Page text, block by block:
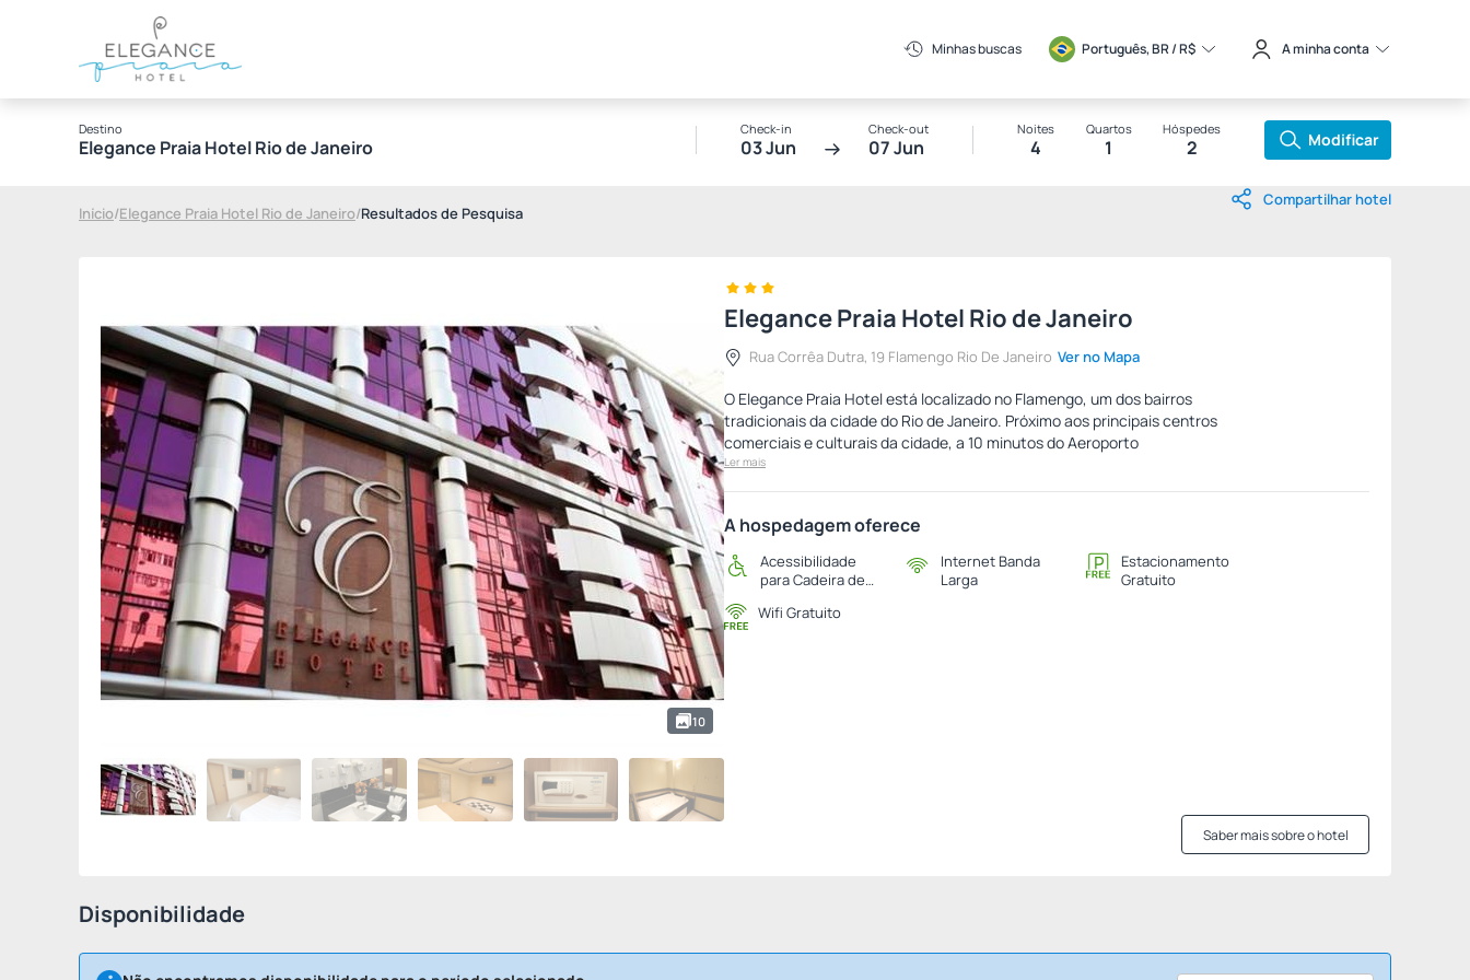
Minhas buscas Português, BR / R$ A minha conta
Destino
Elegance Praia Hotel Rio de Janeiro
Check-in
03 Jun
Check-out
07 Jun
Noites
4
Quartos
1
Hóspedes
2 Modificar
Início/Elegance Praia Hotel Rio de Janeiro/Resultados de Pesquisa
Compartilhar hotel
10
Elegance Praia Hotel Rio de Janeiro
Rua Corrêa Dutra, 19 Flamengo Rio De Janeiro Ver no Mapa
O Elegance Praia Hotel está localizado no Flamengo, um dos bairros
tradicionais da cidade do Rio de Janeiro. Próximo aos principais centros
comerciais e culturais da cidade, a 10 minutos do Aeroporto
Ler mais
A hospedagem oferece
Acessibilidade
para Cadeira de
Internet Banda
Larga
Estacionamento
Gratuito
Wifi Gratuito
Saber mais sobre o hotel
Disponibilidade